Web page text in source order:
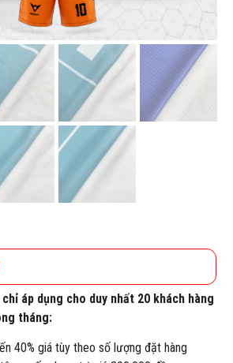
áp dụng cho duy nhất 20 khách hàng
tháng:
40% giá tùy theo số lượng đặt hàng